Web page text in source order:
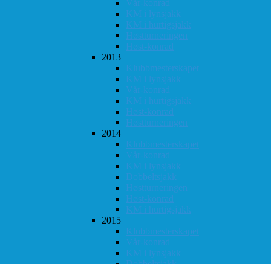
Vår-konrad
KM i lynsjakk
KM i hurtigsjakk
Høstturneringen
Høst-konrad
2013
Klubbmesterskapet
KM i lynsjakk
Vår-konrad
KM i hurtigsjakk
Høst-konrad
Høstturneringen
2014
Klubbmesterskapet
Vår-konrad
KM i lynsjakk
Dobbeltsjakk
Høstturneringen
Høst-konrad
KM i hurtigsjakk
2015
Klubbmesterskapet
Vår-konrad
KM i lynsjakk